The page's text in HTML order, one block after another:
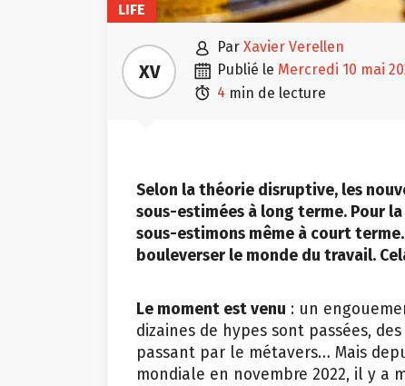
LIFE
XV
 par Xavier Verellen
 publié le mercredi 10 mai
 4 min de lecture
Selon la théorie disruptive, les
sous-estimées à long terme. Pour
sous-estimons même à court
bouleverser le monde du travail.
Le moment est venu : un
dizaines de hypes sont passées,
passant par le métavers… Mais
mondiale en novembre 2022, il y a